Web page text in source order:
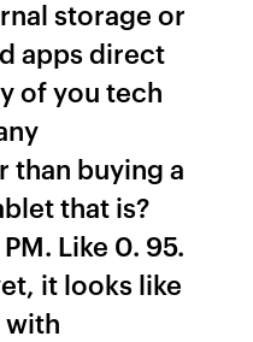
storage or
apps direct
of you tech
than buying a
that is?
Like 0. 95.
it looks like
with